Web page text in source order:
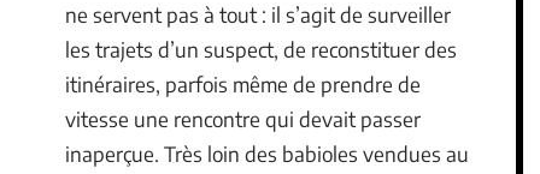
ne servent pas à tout : il s’agit de surveiller
les trajets d’un suspect, de reconstituer des
itinéraires, parfois même de prendre de
vitesse une rencontre qui devait passer
inaperçue. Très loin des babioles vendues au